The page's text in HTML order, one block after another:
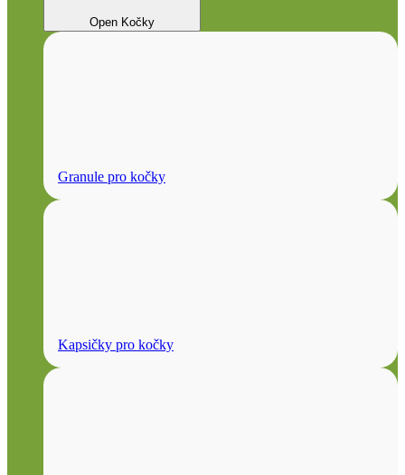
Open Kočky
Granule pro kočky
Kapsičky pro kočky